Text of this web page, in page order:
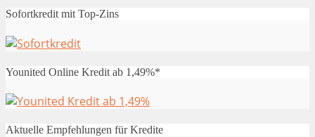
Sofortkredit mit Top-Zins
Younited Online Kredit ab 1,49%*
Aktuelle Empfehlungen für Kredite